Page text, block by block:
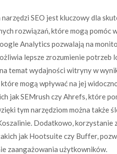
SEO jest kluczowy dla
rozwiązań, które mogą pomóc
Analytics pozwalają na
lepsze zrozumienie potrzeb
temat wydajności witryny w
mogą wpływać na jej
jak SEMrush czy Ahrefs, które
tym narzędziom można także
Dodatkowo, korzystanie
jak Hootsuite czy Buffer,
zaangażowania użytkowników.